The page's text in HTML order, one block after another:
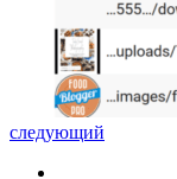
следующий